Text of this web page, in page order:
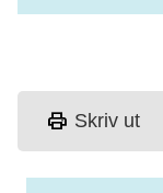
print Skriv ut